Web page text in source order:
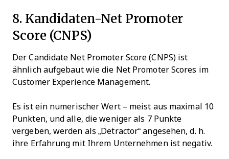
8. Kandidaten-Net Promoter
Score (CNPS)
Der Candidate Net Promoter Score (CNPS) ist
ähnlich aufgebaut wie die Net Promoter Scores im
Customer Experience Management.
Es ist ein numerischer Wert – meist aus maximal 10
Punkten, und alle, die weniger als 7 Punkte
vergeben, werden als „Detractor“ angesehen, d. h.
ihre Erfahrung mit Ihrem Unternehmen ist negativ.